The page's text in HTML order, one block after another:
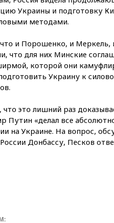
Украины и подготовку
методами.
и Порошенко, и Меркель,
что для них Минские
которой они
Украину к
это лишний раз
Путин «делал все
на Украине. На вопрос,
Донбассу, Песков